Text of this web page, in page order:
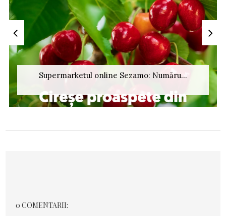
Supermarketul online Sezamo: Număru...
0 COMENTARII: